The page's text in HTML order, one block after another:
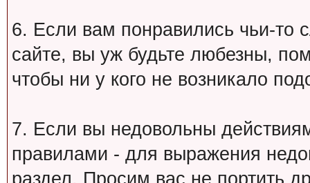
6. Если вам понравились чьи-то
сайте, вы уж будьте любезны,
чтобы ни у кого не возникало
7. Если вы недовольны
правилами - для выражения
раздел. Просим вас не портить